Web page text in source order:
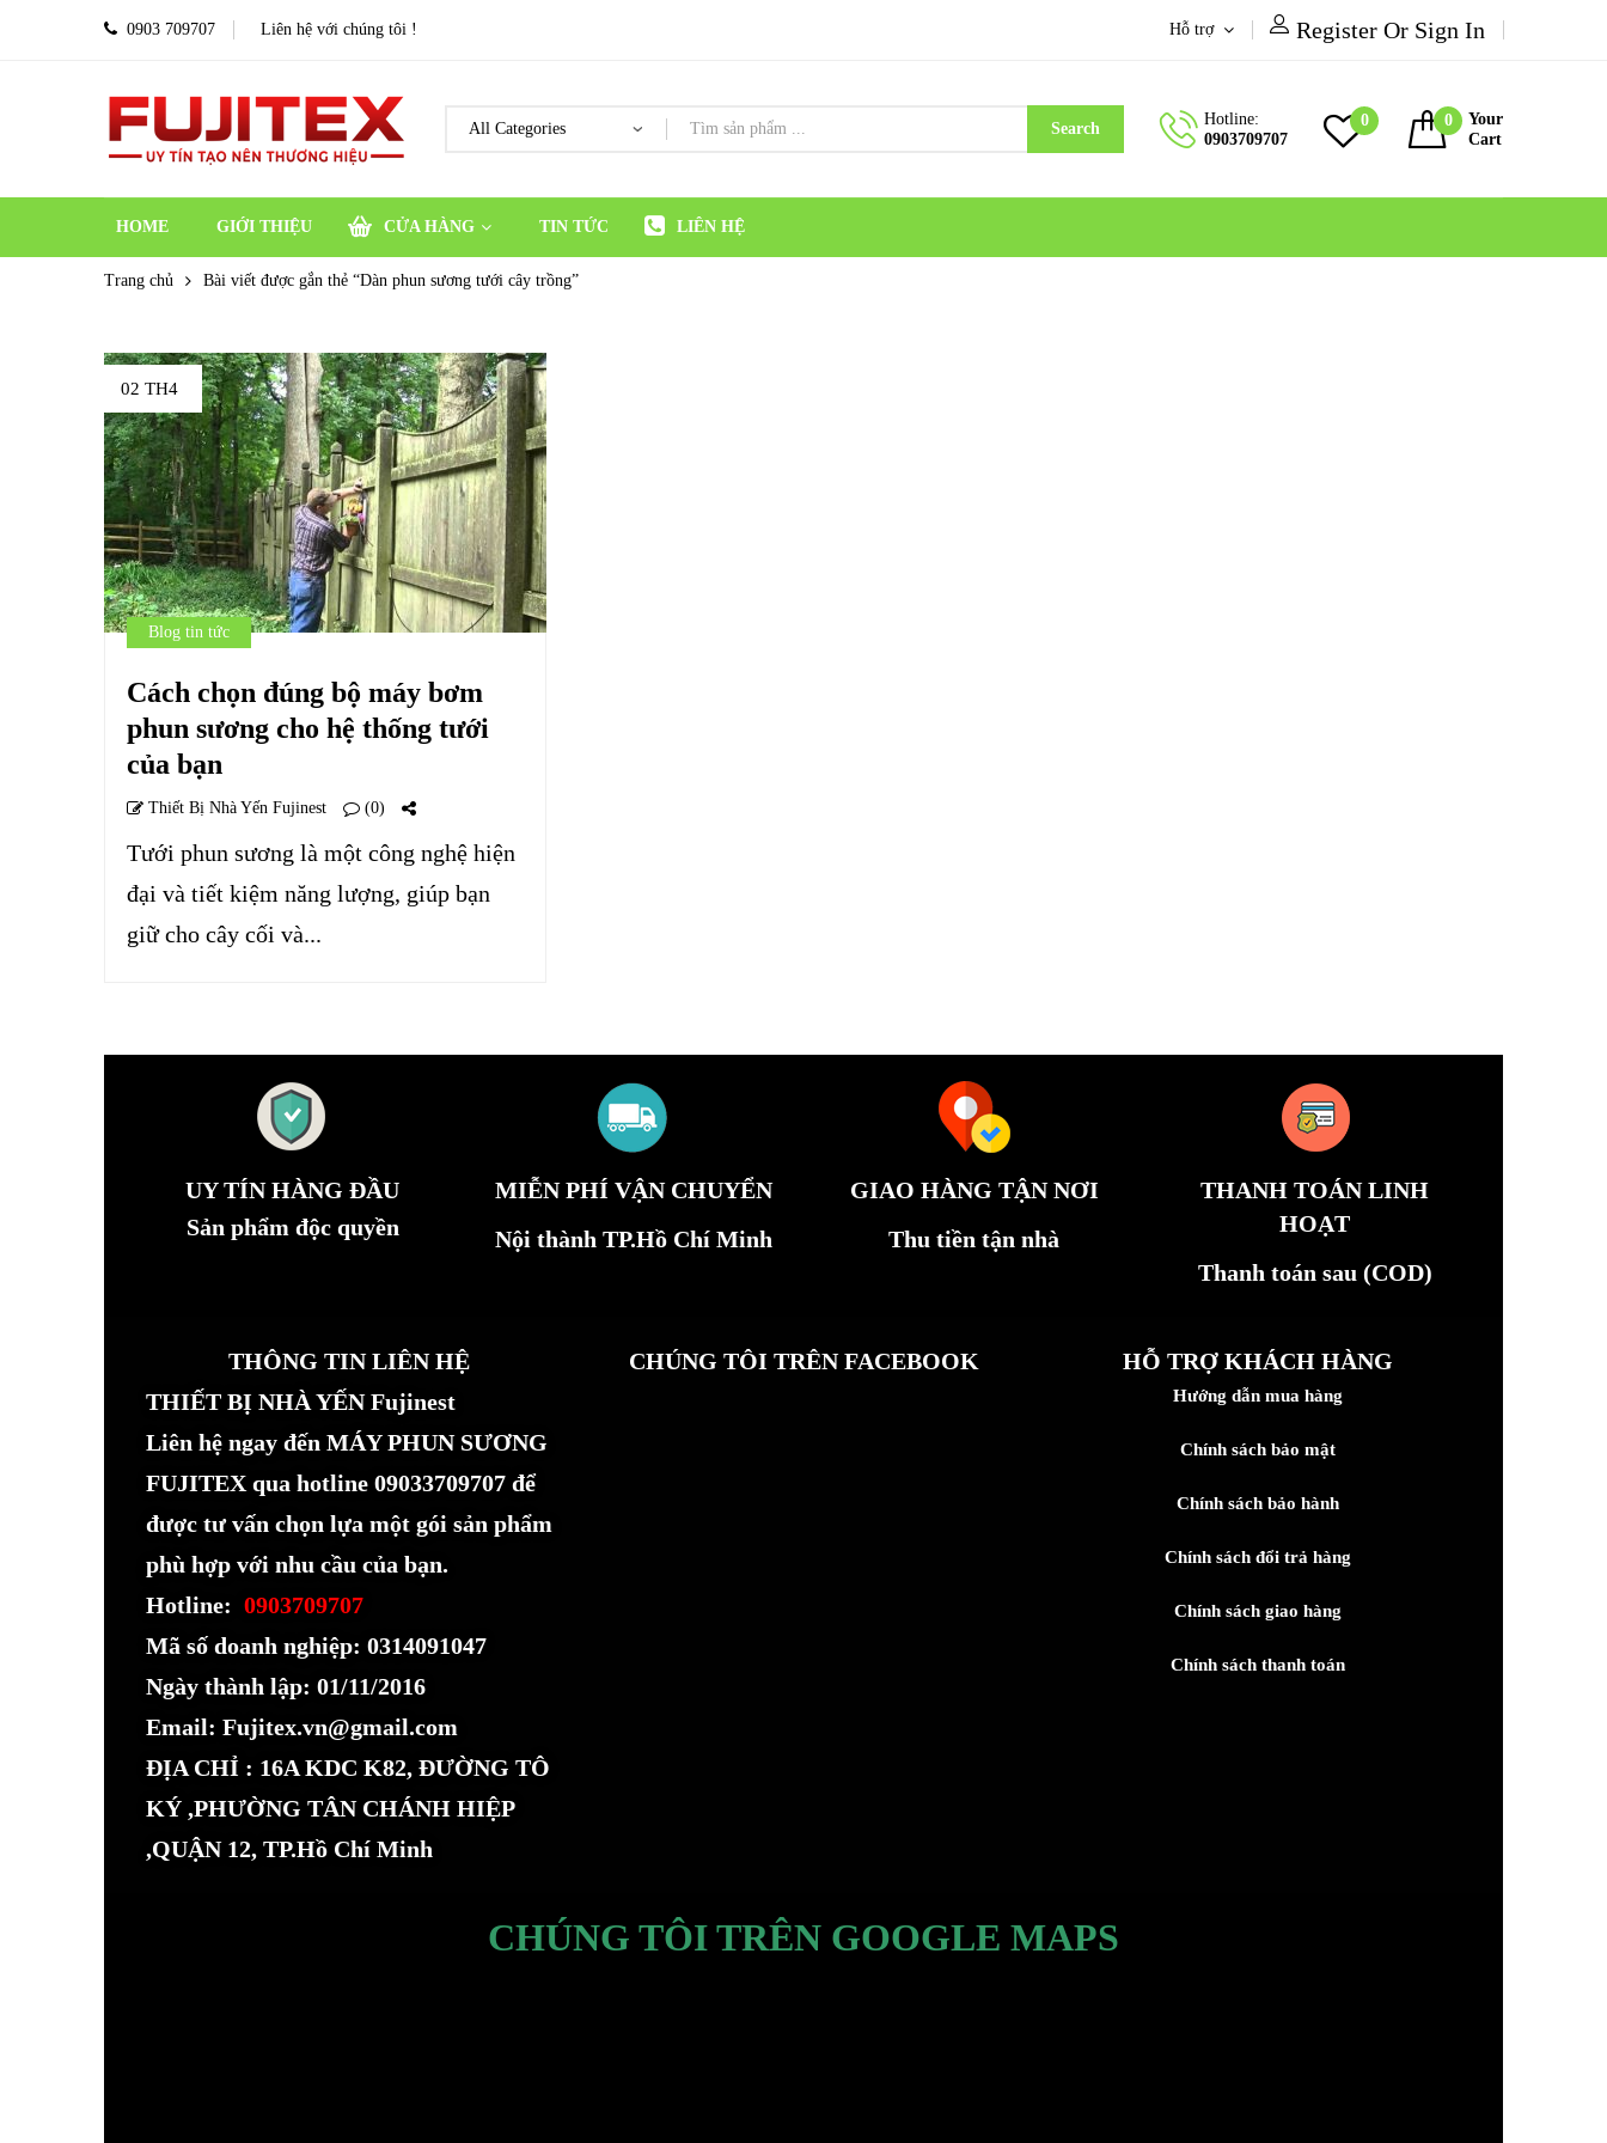
0903 709707 Liên hệ với chúng tôi ! Hỗ trợ Register Or Sign In
Search
Hotline:
0903709707
0 0
Your
Cart
HOME GIỚI THIỆU CỬA HÀNG TIN TỨC LIÊN HỆ
Trang chủ Bài viết được gắn thẻ “Dàn phun sương tưới cây trồng”
02 TH4
Blog tin tức
Cách chọn đúng bộ máy bơm
phun sương cho hệ thống tưới
của bạn
Thiết Bị Nhà Yến Fujinest (0)
Tưới phun sương là một công nghệ hiện
đại và tiết kiệm năng lượng, giúp bạn
giữ cho cây cối và...
UY TÍN HÀNG ĐẦU
Sản phẩm độc quyền
MIỄN PHÍ VẬN CHUYỂN
Nội thành TP.Hồ Chí Minh
GIAO HÀNG TẬN NƠI
Thu tiền tận nhà
THANH TOÁN LINH
HOẠT
Thanh toán sau (COD)
THÔNG TIN LIÊN HỆ
THIẾT BỊ NHÀ YẾN Fujinest
Liên hệ ngay đến MÁY PHUN SƯƠNG
FUJITEX qua hotline 09033709707 để
được tư vấn chọn lựa một gói sản phẩm
phù hợp với nhu cầu của bạn.
Hotline: 0903709707
Mã số doanh nghiệp: 0314091047
Ngày thành lập: 01/11/2016
Email: Fujitex.vn@gmail.com
ĐỊA CHỈ : 16A KDC K82, ĐƯỜNG TÔ
KÝ ,PHƯỜNG TÂN CHÁNH HIỆP
,QUẬN 12, TP.Hồ Chí Minh
CHÚNG TÔI TRÊN FACEBOOK HỖ TRỢ KHÁCH HÀNG
Hướng dẫn mua hàng
Chính sách bảo mật
Chính sách bảo hành
Chính sách đổi trả hàng
Chính sách giao hàng
Chính sách thanh toán
CHÚNG TÔI TRÊN GOOGLE MAPS